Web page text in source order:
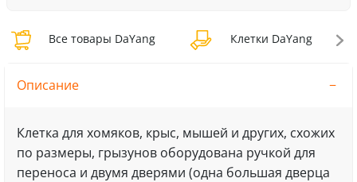
Все товары DaYang Клетки DaYang
Описание
Клетка для хомяков, крыс, мышей и других, схожих
по размеры, грызунов оборудована ручкой для
переноса и двумя дверями (одна большая дверца